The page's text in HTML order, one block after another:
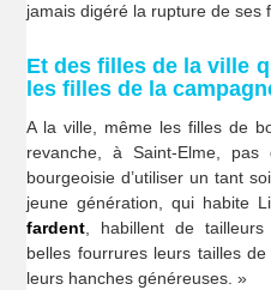
jamais digéré la rupture de ses
Et des filles de la ville
les filles de la
A la ville, même les filles de
revanche, à Saint-Elme,
bourgeoisie d’utiliser un tant
jeune génération, qui habite
fardent , habillent de
belles fourrures leurs tailles
leurs hanches généreuses. »